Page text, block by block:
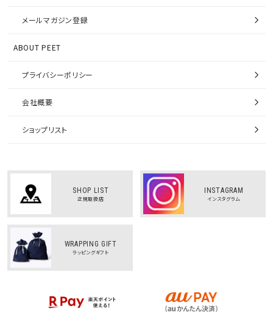
メールマガジン登録
ABOUT PEET
プライバシーポリシー
会社概要
ショップリスト
SHOP LIST
正規取扱店
INSTAGRAM
インスタグラム
WRAPPING GIFT
ラッピングギフト